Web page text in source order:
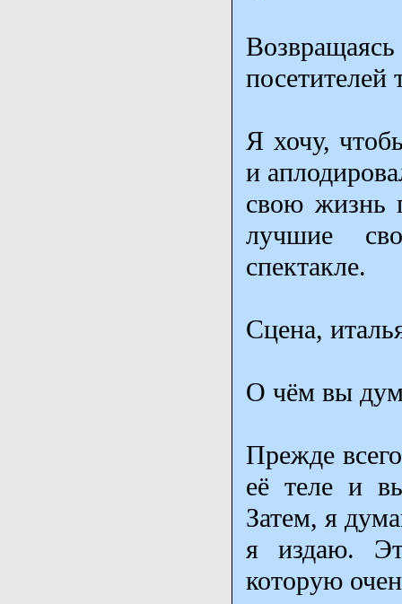
посетителей
Я хочу,
и
свою жизнь
лучшие
спектакле.
Сцена,
О чём вы
Прежде
её теле и
Затем, я
я издаю.
которую